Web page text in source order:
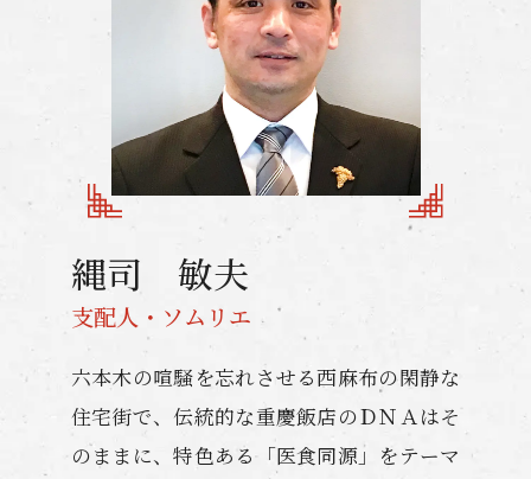
縄司 敏夫
支配人・ソムリエ
六本木の喧騒を忘れさせる西麻布の閑静な
住宅街で、伝統的な重慶飯店のＤＮＡはそ
のままに、特色ある「医食同源」をテーマ